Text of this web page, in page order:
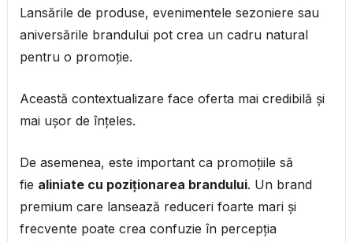
Lansările de produse, evenimentele sezoniere sau
aniversările brandului pot crea un cadru natural
pentru o promoție.
Această contextualizare face oferta mai credibilă și
mai ușor de înțeles.
De asemenea, este important ca promoțiile să
fie aliniate cu poziționarea brandului. Un brand
premium care lansează reduceri foarte mari și
frecvente poate crea confuzie în percepția